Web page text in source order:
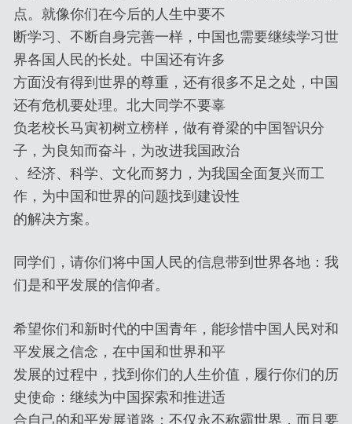
点。就像你们在今后的人生中要不
断学习、不断自身完善一样，中国也需要继续学习世
界各国人民的长处。中国还有许多
方面没有得到世界的尊重，还有很多不足之处，中国
还有危机要处理。北大同学不要辜
负老校长马寅初树立榜样，做有脊梁的中国智识分
子，为良知而奋斗，为改进我国政治
、经济、科学、文化而努力，为我国全面复兴而工
作，为中国和世界的问题找到建设性
的解决方案。
同学们，请你们将中国人民的信息带到世界各地：我
们是和平发展的信仰者。
希望你们和新时代的中国青年，能珍惜中国人民对和
平发展之信念，在中国和世界和平
发展的过程中，找到你们的人生价值，履行你们的历
史使命：继续为中国探索和推进适
合自己的和平发展道路；不仅永不称霸世界，而且要